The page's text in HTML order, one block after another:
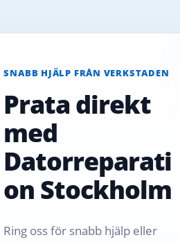
SNABB HJÄLP FRÅN VERKSTADEN
Prata direkt
med
Datorreparati
on Stockholm
Ring oss för snabb hjälp eller